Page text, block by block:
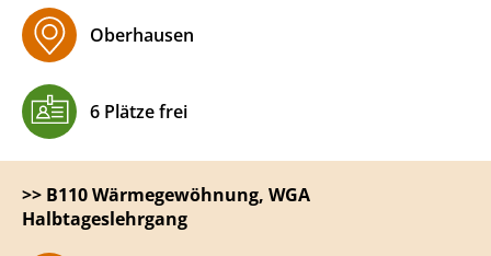
Oberhausen
6 Plätze frei
>> B110 Wärmegewöhnung, WGA
Halbtageslehrgang